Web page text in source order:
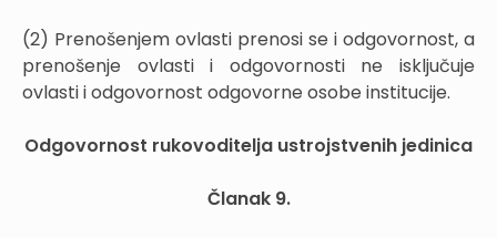
(2) Prenošenjem ovlasti prenosi se i odgovornost, a
prenošenje ovlasti i odgovornosti ne isključuje
ovlasti i odgovornost odgovorne osobe institucije.
Odgovornost rukovoditelja ustrojstvenih jedinica
Članak 9.